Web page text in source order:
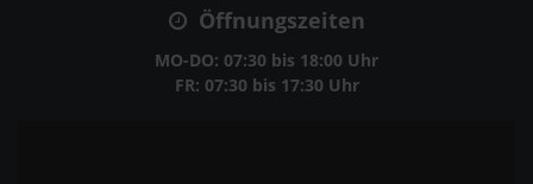
Öffnungszeiten
MO-DO: 07:30 bis 18:00 Uhr
FR: 07:30 bis 17:30 Uhr